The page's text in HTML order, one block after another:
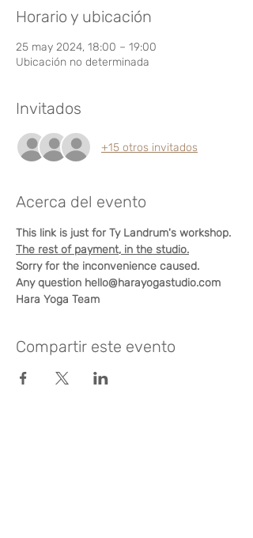
Horario y ubicación
25 may 2024, 18:00 – 19:00
Ubicación no determinada
Invitados
+15 otros invitados
Acerca del evento
This link is just for Ty Landrum's workshop.
The rest of payment, in the studio.
Sorry for the inconvenience caused.
Any question hello@harayogastudio.com
Hara Yoga Team
Compartir este evento